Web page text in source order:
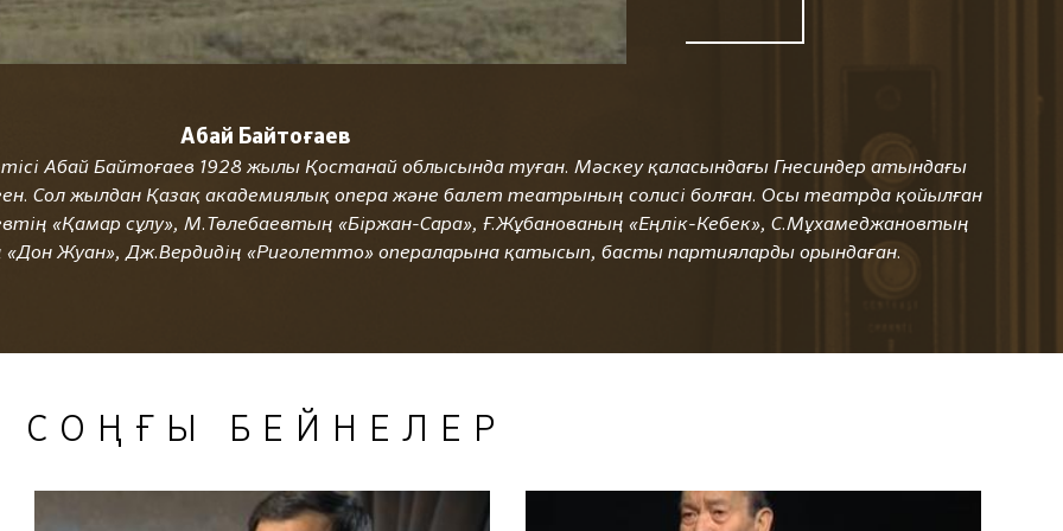
Абай Байтоғаев
Абай Байтоғаев 1928 жылы Қостанай облысында туған. Мәскеу қаласындағы Гнесиндер атындағы
Сол жылдан Қазақ академиялық опера және балет театрының солисі болған. Осы театрда қойылған
«Қамар сұлу», М.Төлебаевтың «Біржан-Сара», Ғ.Жұбанованың «Еңлік-Кебек», С.Мұхамеджановтың
Жуан», Дж.Вердидің «Риголетто» операларына қатысып, басты партияларды орындаған.
СОҢҒЫ БЕЙНЕЛЕР